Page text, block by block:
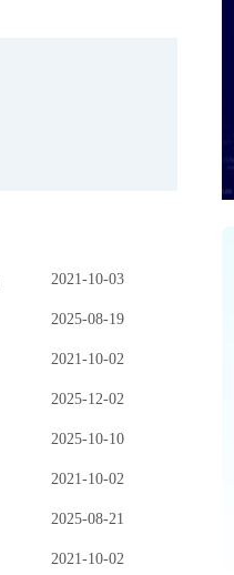
2021-10-03
2025-08-19
2021-10-02
2025-12-02
2025-10-10
2021-10-02
2025-08-21
2021-10-02